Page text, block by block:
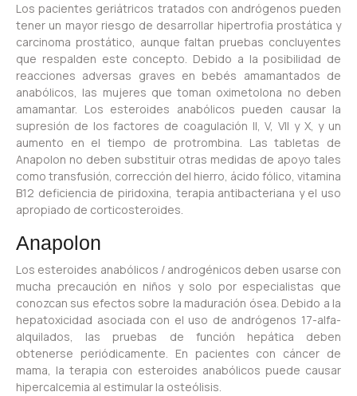
Los pacientes geriátricos tratados con andrógenos pueden
tener un mayor riesgo de desarrollar hipertrofia prostática y
carcinoma prostático, aunque faltan pruebas concluyentes
que respalden este concepto. Debido a la posibilidad de
reacciones adversas graves en bebés amamantados de
anabólicos, las mujeres que toman oximetolona no deben
amamantar. Los esteroides anabólicos pueden causar la
supresión de los factores de coagulación II, V, VII y X, y un
aumento en el tiempo de protrombina. Las tabletas de
Anapolon no deben substituir otras medidas de apoyo tales
como transfusión, corrección del hierro, ácido fólico, vitamina
B12 deficiencia de piridoxina, terapia antibacteriana y el uso
apropiado de corticosteroides.
Anapolon
Los esteroides anabólicos / androgénicos deben usarse con
mucha precaución en niños y solo por especialistas que
conozcan sus efectos sobre la maduración ósea. Debido a la
hepatoxicidad asociada con el uso de andrógenos 17-alfa-
alquilados, las pruebas de función hepática deben
obtenerse periódicamente. En pacientes con cáncer de
mama, la terapia con esteroides anabólicos puede causar
hipercalcemia al estimular la osteólisis.